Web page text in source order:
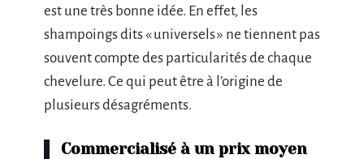
est une très bonne idée. En effet, les
shampoings dits « universels » ne tiennent pas
souvent compte des particularités de chaque
chevelure. Ce qui peut être à l’origine de
plusieurs désagréments.
Commercialisé à un prix moyen